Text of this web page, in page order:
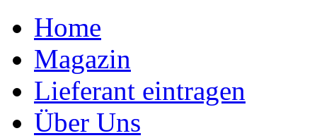
Home
Magazin
Lieferant eintragen
Über Uns